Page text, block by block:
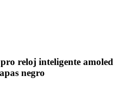
reloj inteligente amoled
negro